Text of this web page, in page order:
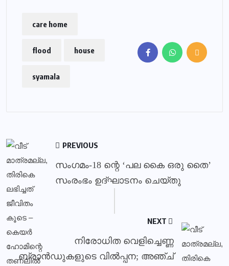
care home
flood house
syamala
PREVIOUS
സംഗമം-18 ന്റെ ‘പല കൈ ഒരു തൈ’
സംരംഭം ഉദ്ഘാടനം ചെയ്തു
NEXT
നിരോധിത വെളിച്ചെണ്ണ
ബ്രാന്‍ഡുകളുടെ വില്‍പ്പന; അഞ്ച്